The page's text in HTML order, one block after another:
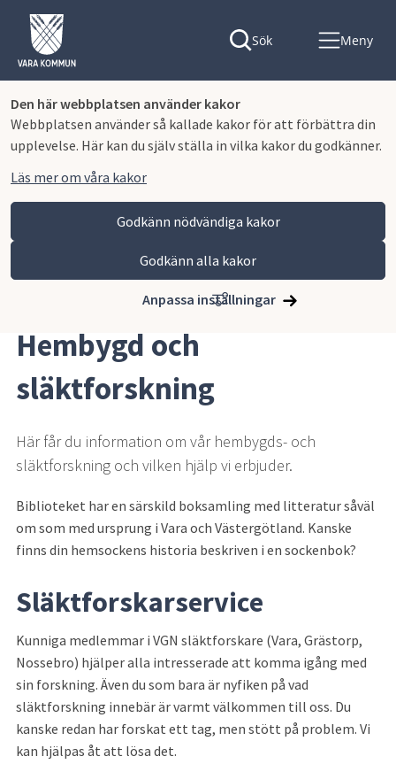
Den här webbplatsen använder kakor
Webbplatsen använder så kallade kakor för att förbättra din
upplevelse. Här kan du själv ställa in vilka kakor du godkänner.
Läs mer om våra kakor
Godkänn nödvändiga kakor
Godkänn alla kakor
Anpassa inställningar
Sök Meny
Vara kommun Uppleva och göra
Bibliotek
Hembygd och släktforskning
Hembygd och
släktforskning
Här får du information om vår hembygds- och
släktforskning och vilken hjälp vi erbjuder.
Biblioteket har en särskild boksamling med litteratur såväl
om som med ursprung i Vara och Västergötland. Kanske
finns din hemsockens historia beskriven i en sockenbok?
Släktforskarservice
Kunniga medlemmar i VGN släktforskare (Vara, Grästorp,
Nossebro) hjälper alla intresserade att komma igång med
sin forskning. Även du som bara är nyfiken på vad
släktforskning innebär är varmt välkommen till oss. Du
kanske redan har forskat ett tag, men stött på problem. Vi
kan hjälpas åt att lösa det.